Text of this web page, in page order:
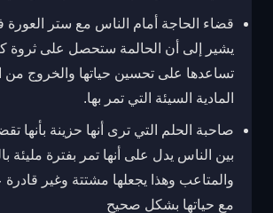
قضاء الحاجة أمام الناس مع ستر العورة
يشير إلى أن الحالمة ستحصل على ثروة
تساعدها على تحسين حياتها والخروج من
المادية السيئة التي تمر بها.
صاحبة الحلم التي ترى أنها حزينة بأنها
بين الناس يدل على أنها تمر بفترة مليئة
والمتاعب وهذا يجعلها مشتتة وغير قادرة
مع حياتها بشكل صحيح